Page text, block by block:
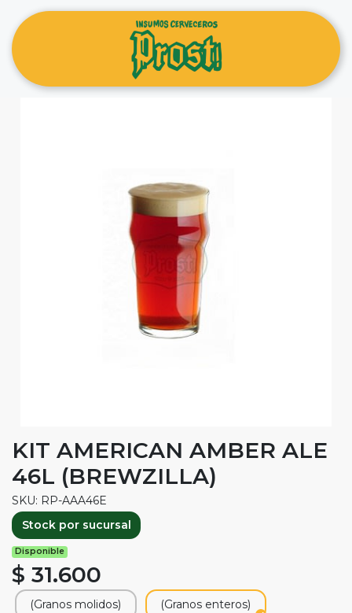
KIT AMERICAN AMBER ALE
46L (BREWZILLA)
SKU: RP-AAA46E
Stock por sucursal
Disponible
$ 31.600
(Granos molidos) (Granos enteros)